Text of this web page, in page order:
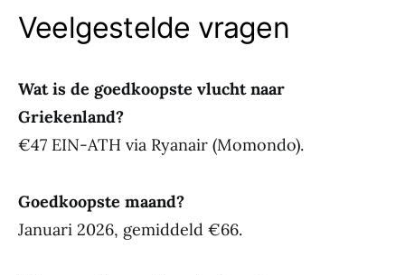
Veelgestelde vragen
Wat is de goedkoopste vlucht naar
Griekenland?
€47 EIN-ATH via Ryanair (Momondo).
Goedkoopste maand?
Januari 2026, gemiddeld €66.